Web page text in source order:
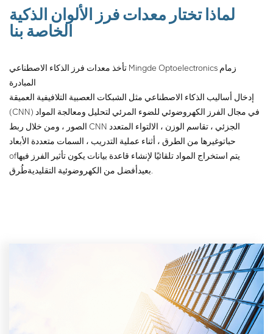
لماذا تختار معدات فرز الألوان الذكية
الخاصة بنا
تأخذ معدات فرز الذكاء الاصطناعي Mingde Optoelectronics زمام
المبادرة
إدخال أساليب الذكاء الاصطناعي مثل الشبكات العصبية التلافيفية العميقة
(CNN) في مجال الفرز الكهروضوئي للضوء المرئي لتحليل ومعالجة المواد
الصور ، ومن خلال ربط CNN الجزئي ، تقاسم الوزن ، الالتواء المتعدد
حباتوغيرها من الطرق ، أثناء عملية التدريب ، السمات متعددة الأبعاد
ofيتم استخراج المواد تلقائيًا لإنشاء قاعدة بيانات يكون تأثير الفرز فيها
بعيدأفضل من الكهروضوئية التقليدية طُرق.